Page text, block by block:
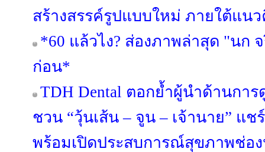
สร้างสรรค์รูปแบบใหม่ ภายใต้แนว
*60 แล้วไง? ส่องภาพล่าสุด "นก
ก่อน*
TDH Dental ตอกย้ำผู้นำด้านกา
ชวน “วุ้นเส้น – จูน – เจ้านาย” แ
พร้อมเปิดประสบการณ์สุขภาพช่อ